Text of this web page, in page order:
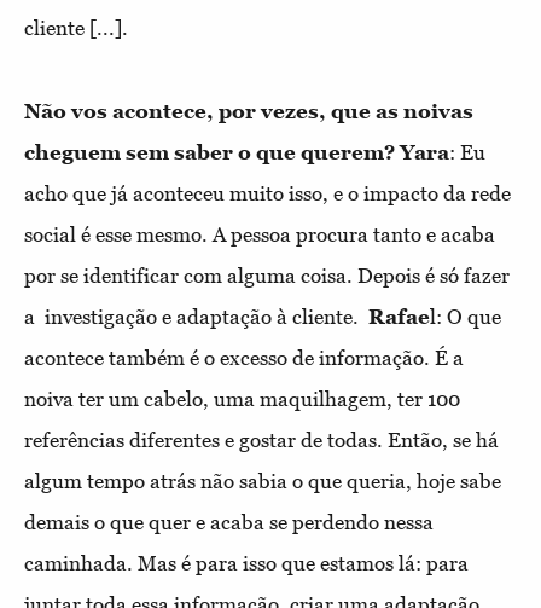
cliente [...].
Não vos acontece, por vezes, que as noivas
cheguem sem saber o que querem?Yara: Eu
acho que já aconteceu muito isso, e o impacto da rede
social é esse mesmo. A pessoa procura tanto e acaba
por se identificar com alguma coisa. Depois é só fazer
a investigação e adaptação à cliente. Rafael: O que
acontece também é o excesso de informação. É a
noiva ter um cabelo, uma maquilhagem, ter 100
referências diferentes e gostar de todas. Então, se há
algum tempo atrás não sabia o que queria, hoje sabe
demais o que quer e acaba se perdendo nessa
caminhada. Mas é para isso que estamos lá: para